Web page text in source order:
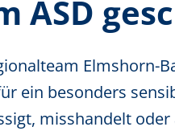
ASD
Elmshorn-
ein besonders
misshandelt